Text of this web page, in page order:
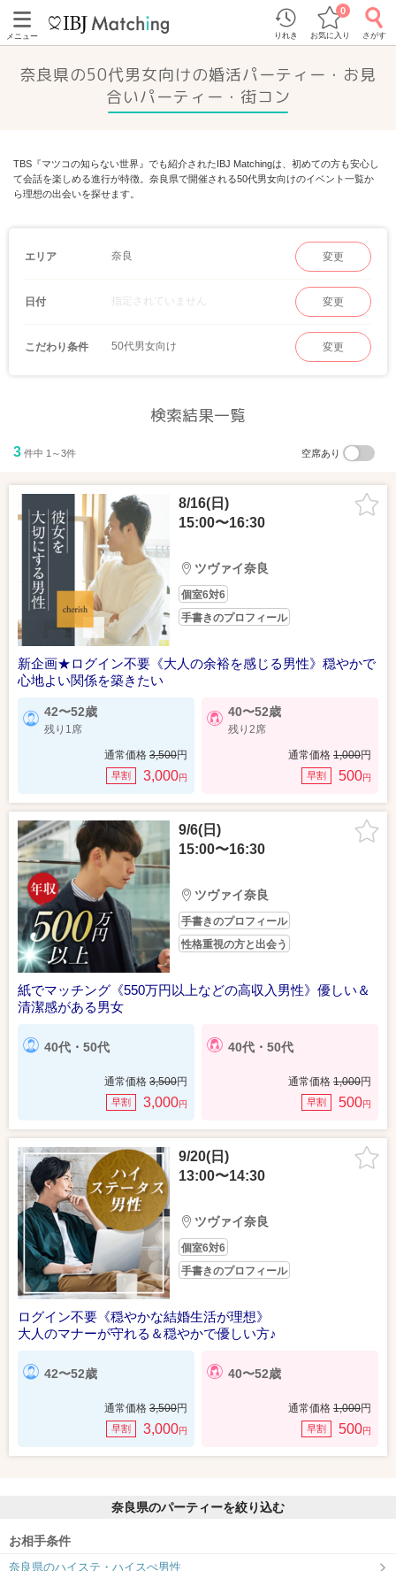
メニュー りれき お気に入り
0
さがす
奈良県の50代男女向けの婚活パーティー・お見
合いパーティー・街コン
TBS『マツコの知らない世界』でも紹介されたIBJ Matchingは、初めての方も安心し
て会話を楽しめる進行が特徴。奈良県で開催される50代男女向けのイベント一覧か
ら理想の出会いを探せます。
エリア 奈良 変更
日付 指定されていません 変更
こだわり条件 50代男女向け 変更
検索結果一覧
3 件中 1～3件 空席あり
8/16(日)
15:00〜16:30
ツヴァイ奈良
個室6対6
手書きのプロフィール
新企画★ログイン不要《大人の余裕を感じる男性》穏やかで
心地よい関係を築きたい
42〜52歳
残り1席
通常価格 3,500円
早割 3,000円
40〜52歳
残り2席
通常価格 1,000円
早割 500円
9/6(日)
15:00〜16:30
ツヴァイ奈良
手書きのプロフィール
性格重視の方と出会う
紙でマッチング《550万円以上などの高収入男性》優しい＆
清潔感がある男女
40代・50代
通常価格 3,500円
早割 3,000円
40代・50代
通常価格 1,000円
早割 500円
9/20(日)
13:00〜14:30
ツヴァイ奈良
個室6対6
手書きのプロフィール
ログイン不要《穏やかな結婚生活が理想》
大人のマナーが守れる＆穏やかで優しい方♪
42〜52歳
通常価格 3,500円
早割 3,000円
40〜52歳
通常価格 1,000円
早割 500円
奈良県のパーティーを絞り込む
お相手条件
奈良県のハイステ・ハイスぺ男性